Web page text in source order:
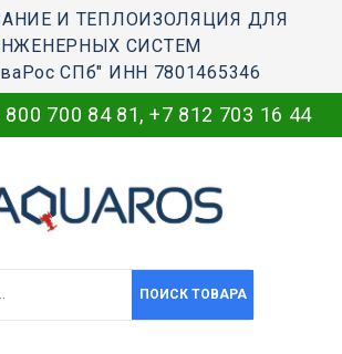
И ТЕПЛОИЗОЛЯЦИЯ ДЛЯ
СИСТЕМ
СПб" ИНН 7801465346
800 700 84 81, +7 812 703 16 44
ПОИСК ТОВАРА